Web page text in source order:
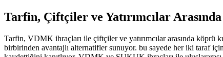
Tarfin, Çiftçiler ve Yatırımcılar
Tarfin, VDMK ihraçları ile çiftçiler ve yatırımcılar arasında köprü
birbirinden avantajlı alternatifler sunuyor. bu sayede her iki taraf